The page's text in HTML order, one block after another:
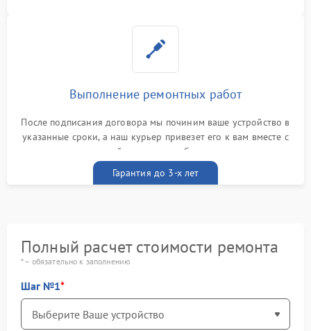
Выполнение ремонтных работ
После подписания договора мы починим ваше устройство в
указанные сроки, а наш курьер привезет его к вам вместе с
гарантийным талоном бесплатно
Гарантия до 3-х лет
Полный расчет стоимости ремонта
* – обязательно к заполнению
Шаг №1